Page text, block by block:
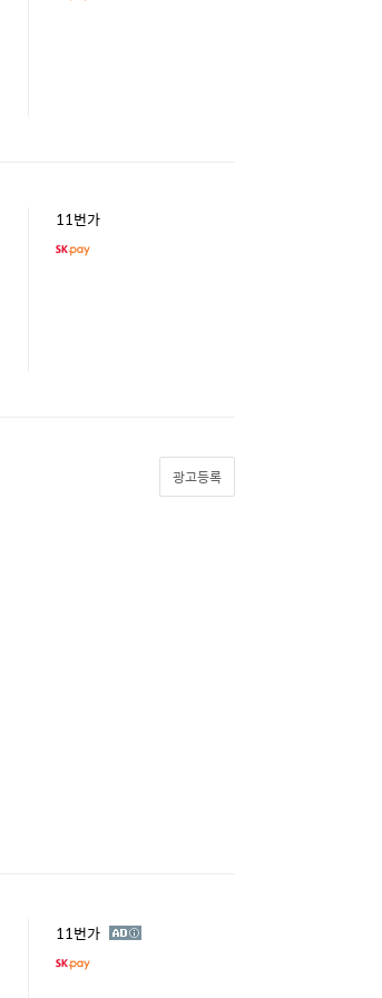
11번가
광고등록
11번가 광